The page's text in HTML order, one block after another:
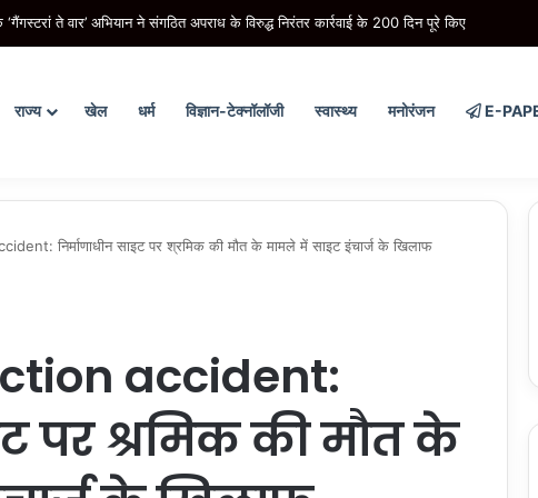
राम’ नाट्य मंचन का आगाज, पंजाब में 41 शो कराएगी भगवंत मान सरकार
राज्य खेल धर्म विज्ञान-टेक्नॉलॉजी स्वास्थ्य मनोरंजन E-
निर्माणाधीन साइट पर श्रमिक की मौत के मामले में साइट इंचार्ज के खिलाफ
accident:
पर श्रमिक की मौत के